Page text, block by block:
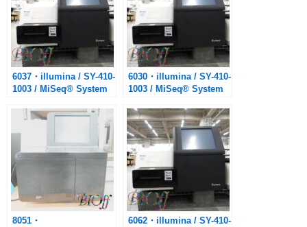
6037・illumina / SY-410-
1003 / MiSeq® System
ーター消去済※別途メー
カーによるIQ/OQ セット
アップ 保守契約有りま
す。
6030・illumina / SY-410-
1003 / MiSeq® System
ーター消去済※別途メー
カーによる、IQ/OQ/セッ
トアップ/年間保証有
8051・ 6062・illumina / SY-410-